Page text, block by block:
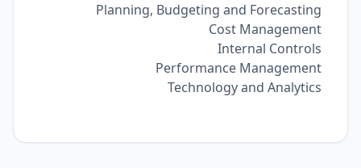
Planning, Budgeting and Forecasting
Cost Management
Internal Controls
Performance Management
Technology and Analytics